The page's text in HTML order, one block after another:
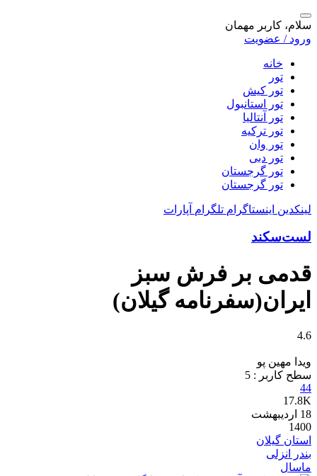
سلام، کاربر مهمان
ورود / عضویت
خانه
تور
تور کیش
تور استانبول
تور آنتالیا
تور ترکیه
تور وان
تور دبی
تور گرجستان
تور گرجستان
لینکدین اینستاگرام تلگرام آپارات
لست‌سکند
قدمی بر فرش سبز
ایران(سفرنامه گیلان)
4.6
ویدا مهین پو
سطح کاربر : 5
44
17.8K
18 اردیبهشت
1400
استان گیلان
بندر انزلی
ماسال